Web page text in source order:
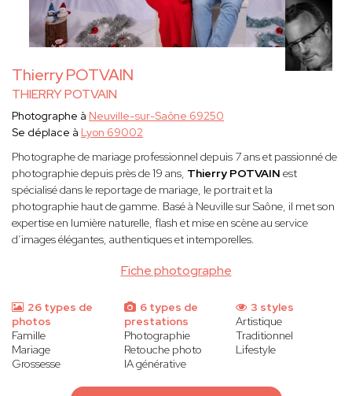
Thierry POTVAIN
THIERRY POTVAIN
Fiche photographe
Photographe à Neuville-sur-Saône 69250
Se déplace à Lyon 69002
Photographe de mariage professionnel depuis 7 ans et passionné de
photographie depuis près de 19 ans, Thierry POTVAIN est
spécialisé dans le reportage de mariage, le portrait et la
photographie haut de gamme. Basé à Neuville sur Saône, il met son
expertise en lumière naturelle, flash et mise en scène au service
d’images élégantes, authentiques et intemporelles.
26 types de
photos
Famille
Mariage
Grossesse
6 types de
prestations
Photographie
Retouche photo
IA générative
3 styles
Artistique
Traditionnel
Lifestyle